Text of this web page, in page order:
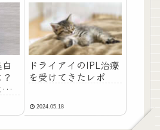
ドライアイのIPL治療
を受けてきたレポ
2024.05.18